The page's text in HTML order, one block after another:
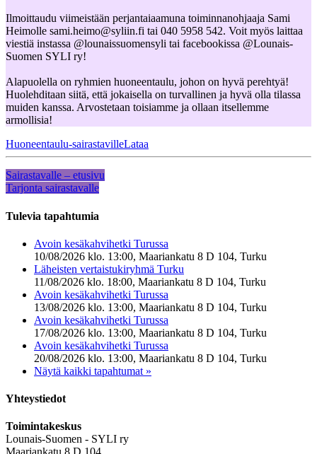
Ilmoittaudu viimeistään perjantaiaamuna toiminnanohjaaja Sami
Heimolle sami.heimo@syliin.fi tai 040 5958 542. Voit myös laittaa
viestiä instassa @lounaissuomensyli tai facebookissa @Lounais-
Suomen SYLI ry!
Alapuolella on ryhmien huoneentaulu, johon on hyvä perehtyä!
Huolehditaan siitä, että jokaisella on turvallinen ja hyvä olla tilassa
muiden kanssa. Arvostetaan toisiamme ja ollaan itsellemme
armollisia!
Huoneentaulu-sairastavilleLataa
Sairastavalle – etusivu
Tarjonta sairastavalle
Tulevia tapahtumia
Avoin kesäkahvihetki Turussa
10/08/2026 klo. 13:00, Maariankatu 8 D 104, Turku
Läheisten vertaistukiryhmä Turku
11/08/2026 klo. 18:00, Maariankatu 8 D 104, Turku
Avoin kesäkahvihetki Turussa
13/08/2026 klo. 13:00, Maariankatu 8 D 104, Turku
Avoin kesäkahvihetki Turussa
17/08/2026 klo. 13:00, Maariankatu 8 D 104, Turku
Avoin kesäkahvihetki Turussa
20/08/2026 klo. 13:00, Maariankatu 8 D 104, Turku
Näytä kaikki tapahtumat »
Yhteystiedot
Toimintakeskus
Lounais-Suomen - SYLI ry